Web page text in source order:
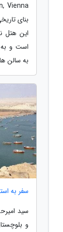
بنای
این هتل
است و به
به سالن
سفر به
سید
و